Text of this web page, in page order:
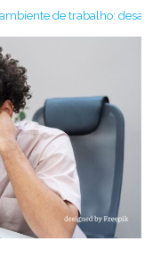
de trabalho: